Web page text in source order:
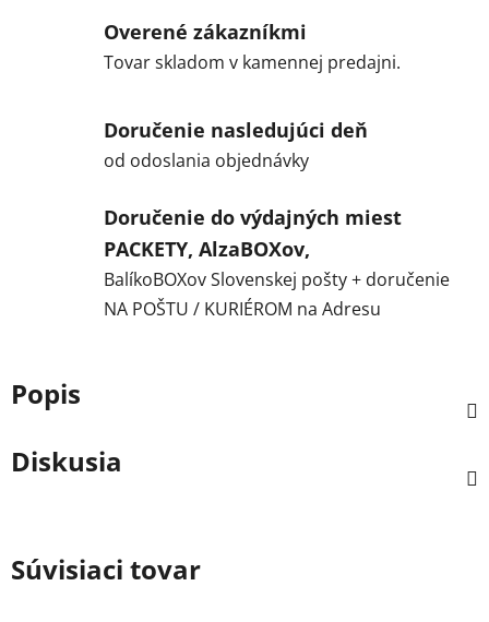
Overené zákazníkmi
Tovar skladom v kamennej predajni.
Doručenie nasledujúci deň
od odoslania objednávky
Doručenie do výdajných miest
PACKETY, AlzaBOXov,
BalíkoBOXov Slovenskej pošty + doručenie
NA POŠTU / KURIÉROM na Adresu
Popis
Diskusia
Súvisiaci tovar